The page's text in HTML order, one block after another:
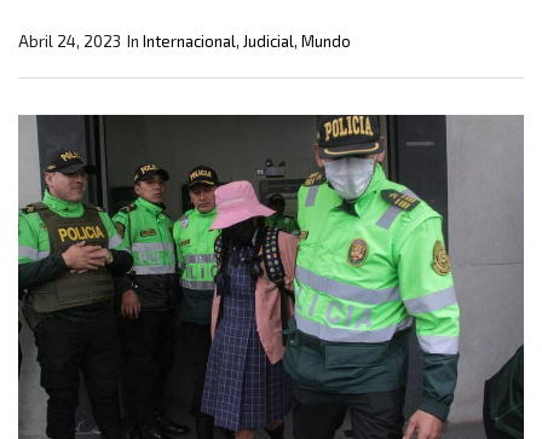
In Internacional, Judicial, Mundo
Abril 24, 2023